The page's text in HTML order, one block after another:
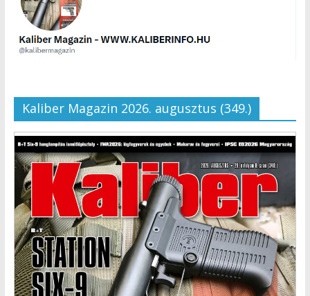
Kaliber Magazin 2026. augusztus (349.)